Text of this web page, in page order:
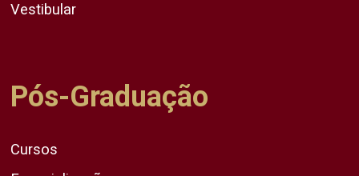
Vestibular
Pós-Graduação
Cursos